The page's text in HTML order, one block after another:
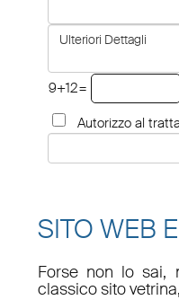
9+12=
Autorizzo al
SITO WEB
Forse non lo sai,
classico sito